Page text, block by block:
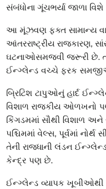
સંબંધોના ગૂંચભર્યા જાળા
આ મૂંઝવણ ફક્ત સામાન્ય
આંતરરાષ્ટ્રીય રાજકારણ,
ઘટનાઓસમજવી જરૂરી છે.
ઈન્ગ્લેન્ડ વચ્ચે ફરક
બ્રિટિશ ટાપુઓનું હાર્દ
વિશાળ રાજકીય ઓળખનો
કિંગડમમાં સૌથી વિશાળ
પશ્ચિમમાં વેલ્સ, પૂર્વમાં
તેની રાજધાની લંડન
કેન્દ્ર પણ છે.
ઈન્ગ્લેન્ડ વ્યાપક